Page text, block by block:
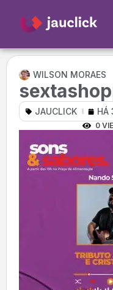
WILSON MORAES
JAUCLICK HÁ
0